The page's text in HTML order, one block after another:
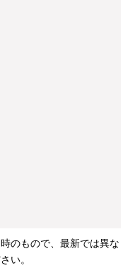
のもので、最新では異な
い。